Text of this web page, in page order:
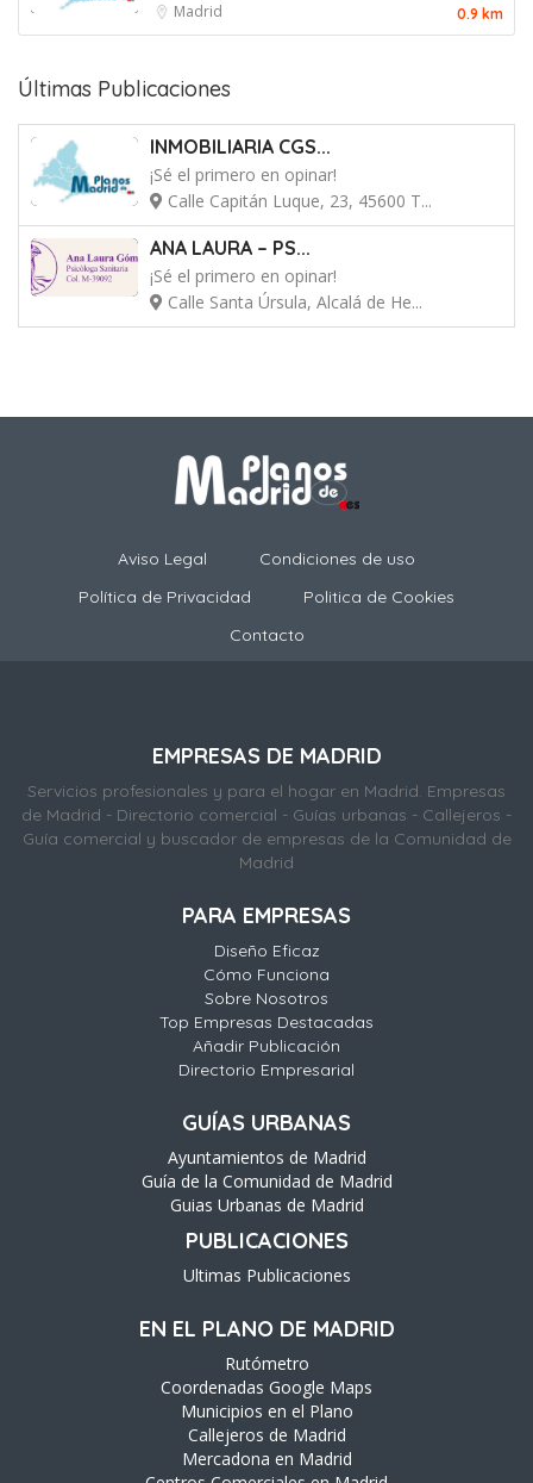
Madrid
0.9 km
Últimas Publicaciones
INMOBILIARIA CGS...
¡Sé el primero en opinar!
Calle Capitán Luque, 23, 45600 T...
ANA LAURA – PS...
¡Sé el primero en opinar!
Calle Santa Úrsula, Alcalá de He...
Aviso Legal
Condiciones de uso
Política de Privacidad
Politica de Cookies
Contacto
EMPRESAS DE MADRID
Servicios profesionales y para el hogar en Madrid. Empresas
de Madrid - Directorio comercial - Guías urbanas - Callejeros -
Guía comercial y buscador de empresas de la Comunidad de
Madrid
PARA EMPRESAS
Diseño Eficaz
Cómo Funciona
Sobre Nosotros
Top Empresas Destacadas
Añadir Publicación
Directorio Empresarial
GUÍAS URBANAS
Ayuntamientos de Madrid
Guía de la Comunidad de Madrid
Guias Urbanas de Madrid
PUBLICACIONES
Ultimas Publicaciones
EN EL PLANO DE MADRID
Rutómetro
Coordenadas Google Maps
Municipios en el Plano
Callejeros de Madrid
Mercadona en Madrid